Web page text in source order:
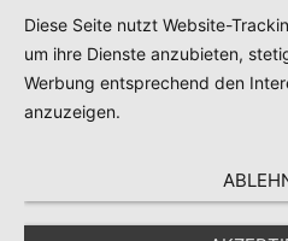
gesetzliche Bestimmungen –
Aufbewahrungsfristen –
Telefax
Diese Seite nutzt Website-
um ihre Dienste anzubieten,
Werbung entsprechend den
anzuzeigen.